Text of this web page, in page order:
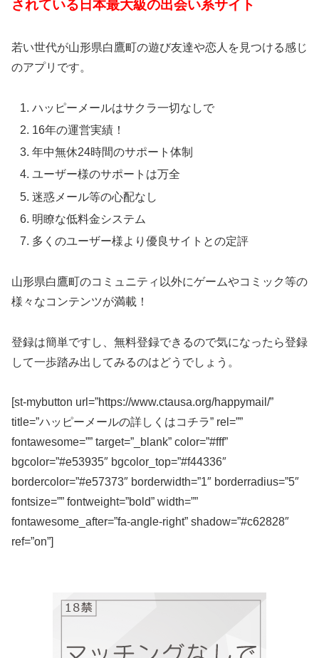
されている日本最大級の出会い系サイト
若い世代が山形県白鷹町の遊び友達や恋人を見つける感じ
のアプリです。
ハッピーメールはサクラ一切なしで
16年の運営実績！
年中無休24時間のサポート体制
ユーザー様のサポートは万全
迷惑メール等の心配なし
明瞭な低料金システム
多くのユーザー様より優良サイトとの定評
山形県白鷹町のコミュニティ以外にゲームやコミック等の
様々なコンテンツが満載！
登録は簡単ですし、無料登録できるので気になったら登録
して一歩踏み出してみるのはどうでしょう。
[st-mybutton url=”https://www.ctausa.org/happymail/”
title=”ハッピーメールの詳しくはコチラ” rel=””
fontawesome=”” target=”_blank” color=”#fff”
bgcolor=”#e53935″ bgcolor_top=”#f44336″
bordercolor=”#e57373″ borderwidth=”1″ borderradius=”5″
fontsize=”” fontweight=”bold” width=””
fontawesome_after=”fa-angle-right” shadow=”#c62828″
ref=”on”]